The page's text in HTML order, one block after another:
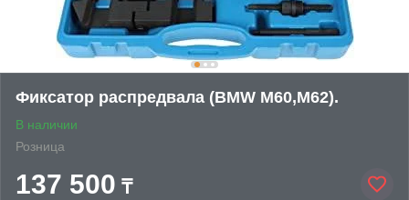
Фиксатор распредвала (BMW M60,M62).
В наличии
Розница
137 500 ₸